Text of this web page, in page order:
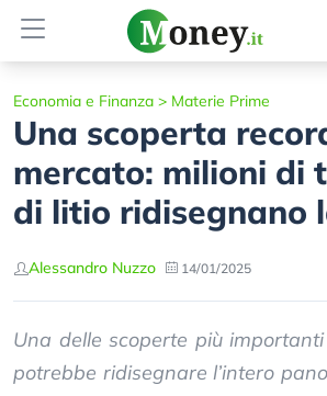
Economia e Finanza > Materie Prime
Una scoperta
mercato: milioni di
di litio ridisegnano
Alessandro Nuzzo 14/01/2025
Una delle scoperte più
potrebbe ridisegnare l’intero